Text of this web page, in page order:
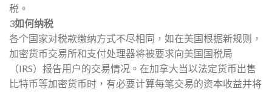
税。
3如何纳税
各个国家对税款缴纳方式不尽相同，如在美国根据新规则，
加密货币交易所和支付处理器将被要求向美国国税局
（IRS）报告用户的交易情况。在加拿大当以法定货币出售
比特币等加密货币时，有必要计算每笔交易的资本收益并将